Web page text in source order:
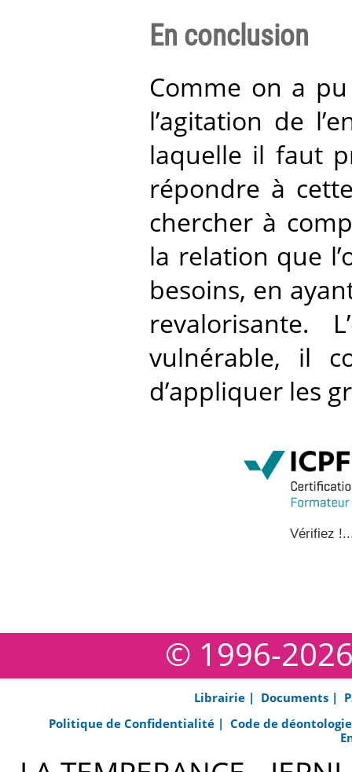
En conclusion
Comme on a
l’agitation de
laquelle il faut
répondre à
chercher à
la relation que
besoins, en
revalorisante.
vulnérable, il
d’appliquer les
Vérifiez
© 1996-2026
Librairie | Documents |
Politique de Confidentialité | Code de